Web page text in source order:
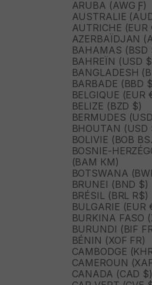
ARUBA (AWG Ƒ)
AUSTRALIE
AUTRICHE (EUR
AZERBAÏDJAN
BAHAMAS (BSD
BAHREÏN (USD
BANGLADESH
BARBADE (BBD
BELGIQUE (EUR
BELIZE (BZD $)
BERMUDES
BHOUTAN (USD
BOLIVIE (BOB
BOSNIE-
(BAM КМ)
BOTSWANA
BRUNEI (BND $)
BRÉSIL (BRL R$)
BULGARIE (EUR
BURKINA FASO
BURUNDI (BIF
BÉNIN (XOF FR)
CAMBODGE
CAMEROUN
CANADA (CAD $)